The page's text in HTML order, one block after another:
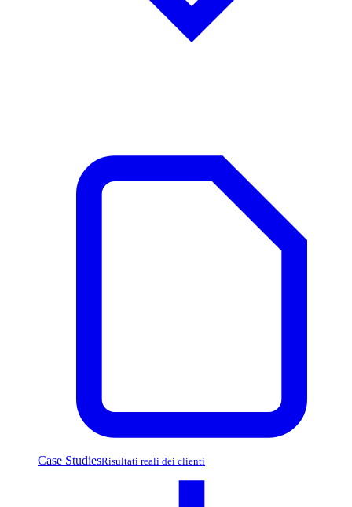
Case StudiesRisultati reali dei clienti